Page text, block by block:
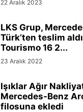
22 Aralık 2023
LKS Grup,
Türk’ten teslim
Tourismo 16 2...
23 Aralık 2022
Işıklar Ağır
Mercedes-Benz
filosuna ekledi